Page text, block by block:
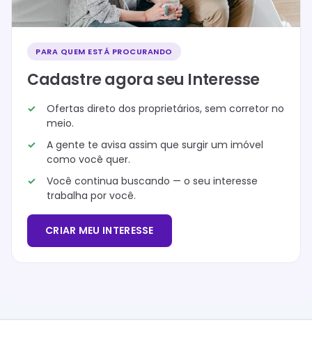
PARA QUEM ESTÁ PROCURANDO
Cadastre agora seu Interesse
Ofertas direto dos proprietários, sem corretor no
meio.
A gente te avisa assim que surgir um imóvel
como você quer.
Você continua buscando — o seu interesse
trabalha por você.
CRIAR MEU INTERESSE